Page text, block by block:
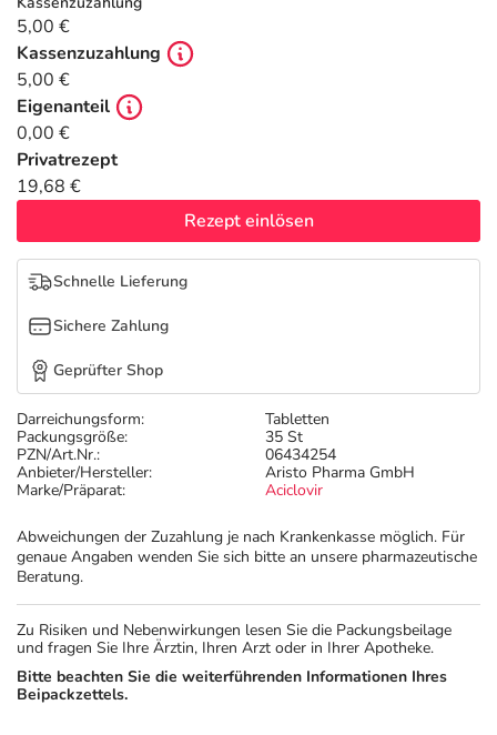
Tierapotheke
Vitamine & Mineralstoffe
Marken
Salus Deals
Darreichungsform:
Tabletten
Packungsgröße:
35 St
PZN/Art.Nr.:
06434254
Anbieter/Hersteller:
Aristo Pharma GmbH
Marke/Präparat:
Aciclovir
Abweichungen der Zuzahlung je nach Krankenkasse möglich. Für
genaue Angaben wenden Sie sich bitte an unsere pharmazeutische
Beratung.
5,00 €
Kassenzuzahlung
5,00 €
Eigenanteil
0,00 €
Privatrezept
19,68 €
Rezept einlösen
Schnelle Lieferung
Sichere Zahlung
Geprüfter Shop
Zu Risiken und Nebenwirkungen lesen Sie die Packungsbeilage
und fragen Sie Ihre Ärztin, Ihren Arzt oder in Ihrer Apotheke.
Bitte beachten Sie die weiterführenden Informationen Ihres
Beipackzettels.